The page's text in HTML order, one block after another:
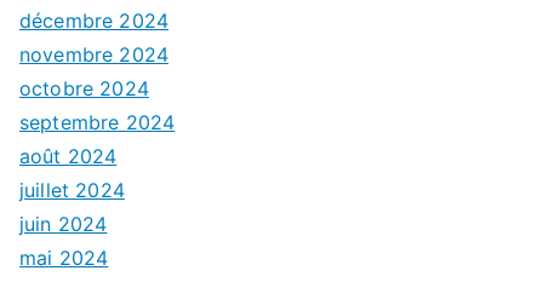
décembre 2024
novembre 2024
octobre 2024
septembre 2024
août 2024
juillet 2024
juin 2024
mai 2024